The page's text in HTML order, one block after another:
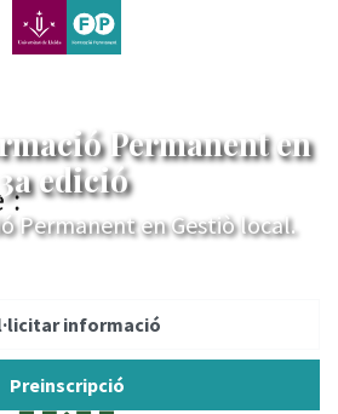
Permanent en
edició
Permanent en Gestiò local.
informació
Preinscripció